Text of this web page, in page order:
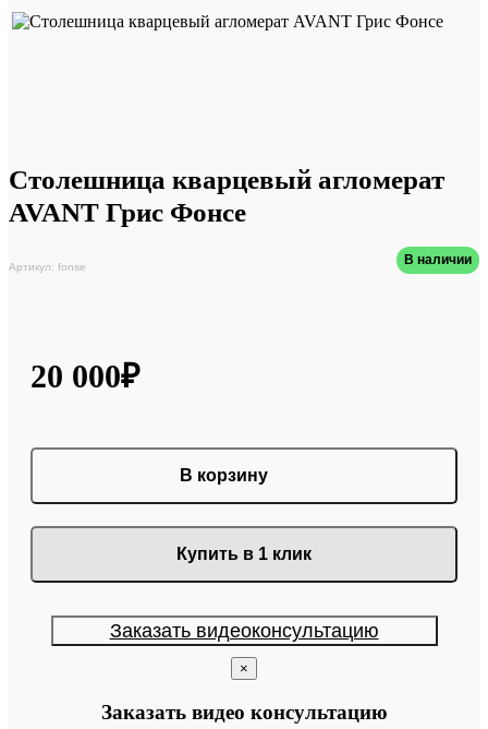
Столешница кварцевый агломерат
AVANT Грис Фонсе
Артикул: fonse В наличии
20 000₽
В корзину
Купить в 1 клик
Заказать видеоконсультацию
×
Заказать видео консультацию